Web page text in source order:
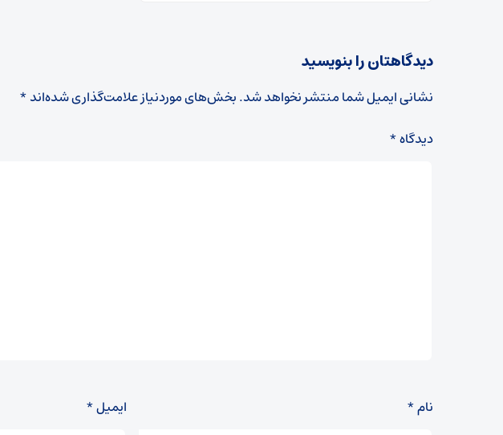
دیدگاهتان را بنویسید
نشانی ایمیل شما منتشر نخواهد شد.بخش‌های موردنیاز علامت‌گذاری شده‌اند*
دیدگاه*
نام* ایمیل*